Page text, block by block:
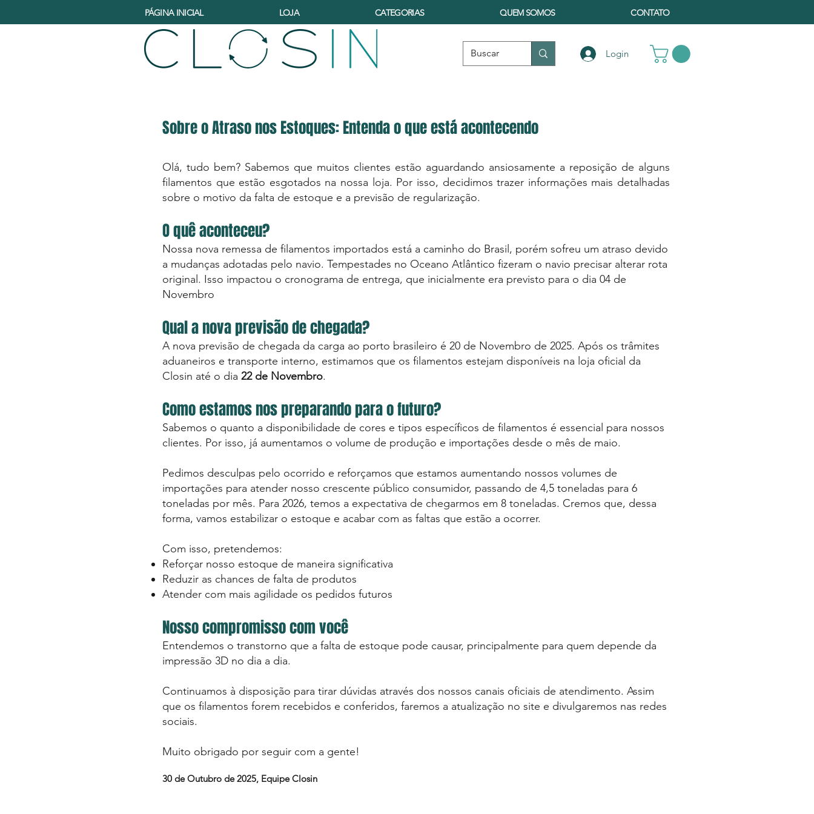
PÁGINA INICIAL LOJA CATEGORIAS QUEM SOMOS CONTATO
Login
​Sobre o Atraso nos Estoques: Entenda o que está acontecendo
Olá, tudo bem? Sabemos que muitos clientes estão aguardando ansiosamente a reposição de alguns
filamentos que estão esgotados na nossa loja. Por isso, decidimos trazer informações mais detalhadas
sobre o motivo da falta de estoque e a previsão de regularização.
O quê aconteceu?
Nossa nova remessa de filamentos importados está a caminho do Brasil, porém sofreu um atraso devido
a mudanças adotadas pelo navio. Tempestades no Oceano Atlântico fizeram o navio precisar alterar rota
original. Isso impactou o cronograma de entrega, que inicialmente era previsto para o dia 04 de
Novembro
Qual a nova previsão de chegada?
A nova previsão de chegada da carga ao porto brasileiro é 20 de Novembro de 2025. Após os trâmites
aduaneiros e transporte interno, estimamos que os filamentos estejam disponíveis na loja oficial da
Closin até o dia 22 de Novembro.
Como estamos nos preparando para o futuro?
Sabemos o quanto a disponibilidade de cores e tipos específicos de filamentos é essencial para nossos
clientes. Por isso, já aumentamos o volume de produção e importações desde o mês de maio.
Pedimos desculpas pelo ocorrido e reforçamos que estamos aumentando nossos volumes de
importações para atender nosso crescente público consumidor, passando de 4,5 toneladas para 6
toneladas por mês. Para 2026, temos a expectativa de chegarmos em 8 toneladas. Cremos que, dessa
forma, vamos estabilizar o estoque e acabar com as faltas que estão a ocorrer.
Com isso, pretendemos:
Reforçar nosso estoque de maneira significativa
Reduzir as chances de falta de produtos
Atender com mais agilidade os pedidos futuros
Nosso compromisso com você
Entendemos o transtorno que a falta de estoque pode causar, principalmente para quem depende da
impressão 3D no dia a dia.
Continuamos à disposição para tirar dúvidas através dos nossos canais oficiais de atendimento. Assim
que os filamentos forem recebidos e conferidos, faremos a atualização no site e divulgaremos nas redes
sociais.
Muito obrigado por seguir com a gente!
30 de Outubro de 2025, Equipe Closin